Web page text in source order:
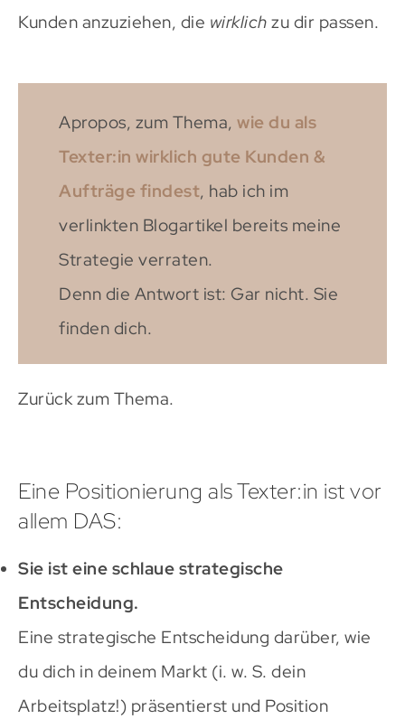
Kunden anzuziehen, die wirklich zu dir passen.
Apropos, zum Thema, wie du als
Texter:in wirklich gute Kunden &
Aufträge findest, hab ich im
verlinkten Blogartikel bereits meine
Strategie verraten.
Denn die Antwort ist: Gar nicht. Sie
finden dich.
Zurück zum Thema.
Eine Positionierung als Texter:in ist vor
allem DAS:
Sie ist eine schlaue strategische
Entscheidung.
Eine strategische Entscheidung darüber, wie
du dich in deinem Markt (i. w. S. dein
Arbeitsplatz!) präsentierst und Position